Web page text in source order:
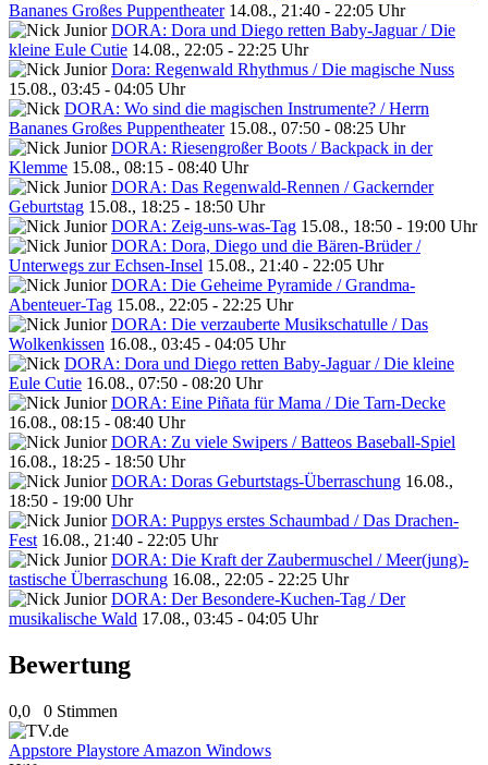
Bananes Großes Puppentheater 14.08., 21:40 - 22:05 Uhr
DORA: Dora und Diego retten Baby-Jaguar / Die
kleine Eule Cutie 14.08., 22:05 - 22:25 Uhr
Dora: Regenwald Rhythmus / Die magische Nuss
15.08., 03:45 - 04:05 Uhr
DORA: Wo sind die magischen Instrumente? / Herrn
Bananes Großes Puppentheater 15.08., 07:50 - 08:25 Uhr
DORA: Riesengroßer Boots / Backpack in der
Klemme 15.08., 08:15 - 08:40 Uhr
DORA: Das Regenwald-Rennen / Gackernder
Geburtstag 15.08., 18:25 - 18:50 Uhr
DORA: Zeig-uns-was-Tag 15.08., 18:50 - 19:00 Uhr
DORA: Dora, Diego und die Bären-Brüder /
Unterwegs zur Echsen-Insel 15.08., 21:40 - 22:05 Uhr
DORA: Die Geheime Pyramide / Grandma-
Abenteuer-Tag 15.08., 22:05 - 22:25 Uhr
DORA: Die verzauberte Musikschatulle / Das
Wolkenkissen 16.08., 03:45 - 04:05 Uhr
DORA: Dora und Diego retten Baby-Jaguar / Die kleine
Eule Cutie 16.08., 07:50 - 08:20 Uhr
DORA: Eine Piñata für Mama / Die Tarn-Decke
16.08., 08:15 - 08:40 Uhr
DORA: Zu viele Swipers / Batteos Baseball-Spiel
16.08., 18:25 - 18:50 Uhr
DORA: Doras Geburtstags-Überraschung 16.08.,
18:50 - 19:00 Uhr
DORA: Puppys erstes Schaumbad / Das Drachen-
Fest 16.08., 21:40 - 22:05 Uhr
DORA: Die Kraft der Zaubermuschel / Meer(jung)-
tastische Überraschung 16.08., 22:05 - 22:25 Uhr
DORA: Der Besondere-Kuchen-Tag / Der
musikalische Wald 17.08., 03:45 - 04:05 Uhr
Bewertung
0,0 0 Stimmen
Appstore Playstore Amazon Windows